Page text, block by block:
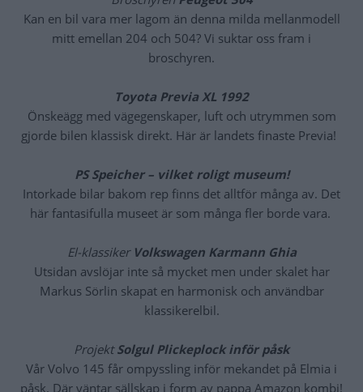
Kan en bil vara mer lagom än denna milda mellanmodell
mitt emellan 204 och 504? Vi suktar oss fram i
broschyren.
Toyota Previa XL 1992
Önskeägg med vägegenskaper, luft och utrymmen som
gjorde bilen klassisk direkt. Här är landets finaste Previa!
PS Speicher – vilket roligt museum!
Intorkade bilar bakom rep finns det alltför många av. Det
här fantasifulla museet är som många fler borde vara.
El-klassiker Volkswagen Karmann Ghia
Utsidan avslöjar inte så mycket men under skalet har
Markus Sörlin skapat en harmonisk och användbar
klassikerelbil.
ProjektSolgul Plickeplock inför påsk
Vår Volvo 145 får ompyssling inför mekandet på Elmia i
påsk. Där väntar sällskap i form av pappa Amazon kombi!